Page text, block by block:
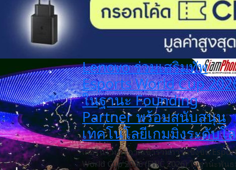
Lenovo ร่วมเสริมทัพ
Esports World Cup
ในฐานะ Founding
Partner พร้อมสนับสนุน
เทคโนโลยีเกมมิ่งระดับโ
เลอโนโวประกาศเข้าร่วมการแข่งขัน
World Cup 2026 (EWC 2026) ในฐานะพัน